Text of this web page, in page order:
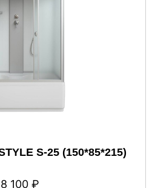
S-25 (150*85*215)
100 ₽